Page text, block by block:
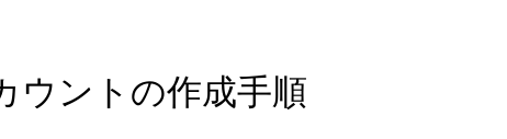
ウントの作成手順